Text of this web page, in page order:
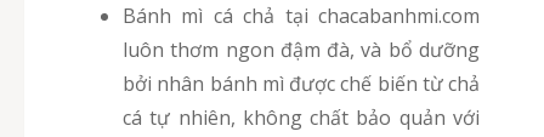
Bánh mì cá chả tại chacabanhmi.com
luôn thơm ngon đậm đà, và bổ dưỡng
bởi nhân bánh mì được chế biến từ chả
cá tự nhiên, không chất bảo quản với